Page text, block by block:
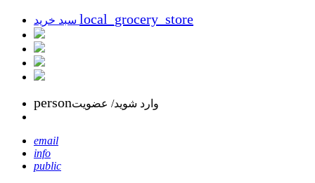
local_grocery_store
personوارد شوید/ عضویت
email
info
public